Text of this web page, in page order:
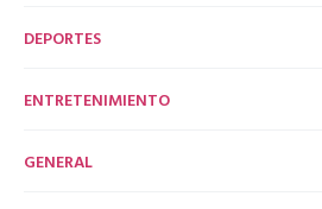
DEPORTES
ENTRETENIMIENTO
GENERAL